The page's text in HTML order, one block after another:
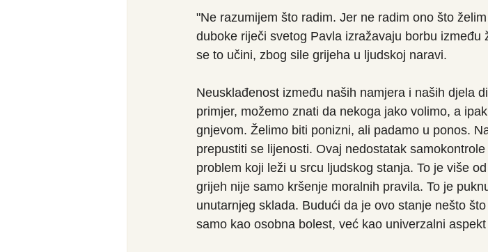
"Ne razumijem što radim. Jer ne radim ono što
duboke riječi svetog Pavla izražavaju borbu
se to učini, zbog sile grijeha u ljudskoj naravi.
Neusklađenost između naših namjera i naših djela
primjer, možemo znati da nekoga jako volimo, a
gnjevom. Želimo biti ponizni, ali padamo u ponos.
prepustiti se lijenosti. Ovaj nedostatak
problem koji leži u srcu ljudskog stanja. To je više
grijeh nije samo kršenje moralnih pravila. To je
unutarnjeg sklada. Budući da je ovo stanje nešto
samo kao osobna bolest, već kao univerzalni